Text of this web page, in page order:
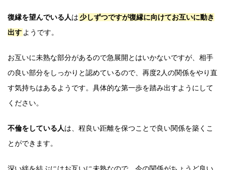
復縁を望んでいる人は少しずつですが復縁に向けてお互いに動き
出すようです。
お互いに未熟な部分があるので急展開とはいかないですが、相手
の良い部分をしっかりと認めているので、再度2人の関係をやり直
す気持ちはあるようです。具体的な第一歩を踏み出すようにして
ください。
不倫をしている人は、程良い距離を保つことで良い関係を築くこ
とができます。